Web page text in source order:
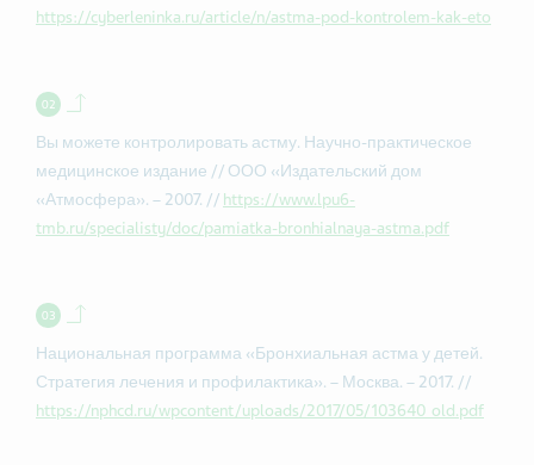
https://cyberleninka.ru/article/n/astma-pod-kontrolem-kak-eto
Back to contents.
Вы можете контролировать астму. Научно-практическое
медицинское издание // ООО «Издательский дом
«Атмосфера». – 2007. // https://www.lpu6-
tmb.ru/specialisty/doc/pamiatka-bronhialnaya-astma.pdf
Back to contents.
Национальная программа «Бронхиальная астма у детей.
Стратегия лечения и профилактика». – Москва. – 2017. //
https://nphcd.ru/wpcontent/uploads/2017/05/103640_old.pdf